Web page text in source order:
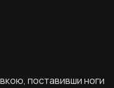
поставивши ноги